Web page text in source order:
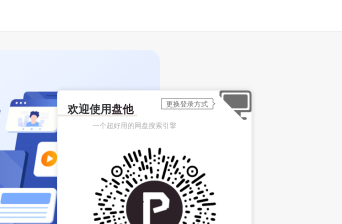
欢迎使用盘他
一个超好用的网盘搜索引擎